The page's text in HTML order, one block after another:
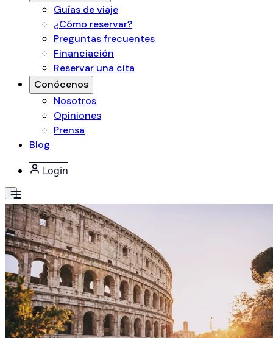
Guías de viaje
¿Cómo reservar?
Preguntas frecuentes
Financiación
Reservar una cita
Conócenos
Nosotros
Opiniones
Prensa
Blog
Login